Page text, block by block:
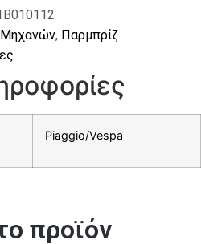
, Παρμπρίζ
Piaggio/Vespa
προϊόν